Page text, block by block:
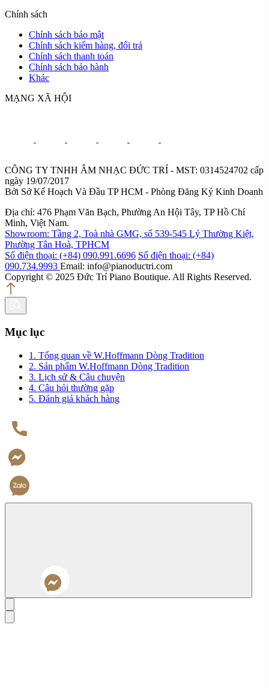
Chính sách
Chính sách bảo mật
Chính sách kiểm hàng, đổi trả
Chính sách thanh toán
Chính sách bảo hành
Khác
MẠNG XÃ HỘI
CÔNG TY TNHH ÂM NHẠC ĐỨC TRÍ - MST: 0314524702 cấp
ngày 19/07/2017
Bởi Sở Kế Hoạch Và Đầu TP HCM - Phòng Đăng Ký Kinh Doanh
Địa chỉ: 476 Phạm Văn Bạch, Phường An Hội Tây, TP Hồ Chí
Minh, Việt Nam.
Showroom: Tầng 2, Toà nhà GMG, số 539-545 Lý Thường Kiệt,
Phường Tân Hoà, TPHCM
Số điện thoại: (+84) 090.991.6696 Số điện thoại: (+84)
090.734.9993 Email: info@pianoductri.com
Copyright © 2025 Đức Trí Piano Boutique. All Rights Reserved.
Mục lục
1. Tổng quan về W.Hoffmann Dòng Tradition
2. Sản phẩm W.Hoffmann Dòng Tradition
3. Lịch sử & Câu chuyện
4. Câu hỏi thường gặp
5. Đánh giá khách hàng